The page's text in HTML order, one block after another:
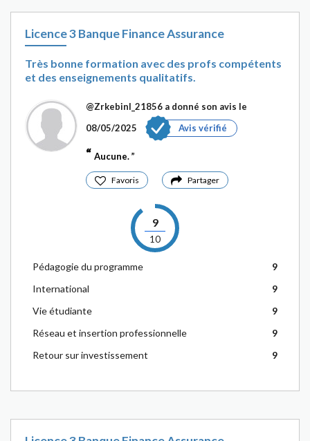
Licence 3 Banque Finance Assurance
Très bonne formation avec des profs compétents
et des enseignements qualitatifs.
@Zrkebinl_21856 a donné son avis le
08/05/2025
Avis vérifié
Aucune.
Favoris Partager
9
10
Pédagogie du programme
9
International
9
Vie étudiante
9
Réseau et insertion professionnelle
9
Retour sur investissement
9